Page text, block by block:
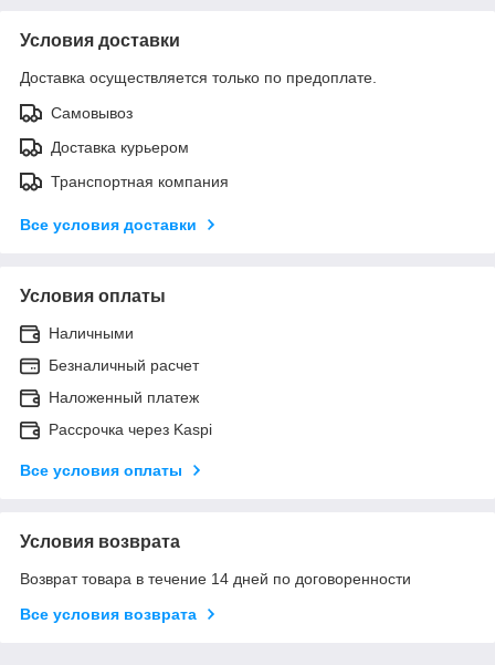
Условия доставки
Доставка осуществляется только по предоплате.
Самовывоз
Доставка курьером
Транспортная компания
Все условия доставки
Условия оплаты
Наличными
Безналичный расчет
Наложенный платеж
Рассрочка через Kaspi
Все условия оплаты
Условия возврата
Возврат товара в течение 14 дней по договоренности
Все условия возврата